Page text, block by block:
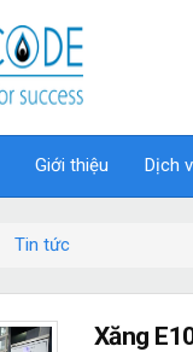
Giới thiệu Dịch
Tin tức
Xăng